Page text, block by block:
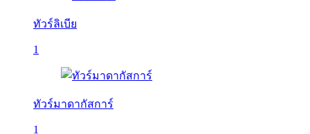
ทัวร์ลิเบีย
1
ทัวร์มาดากัสการ์
1